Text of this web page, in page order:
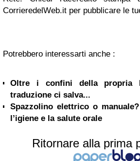
CorrieredelWeb.it per pubblicare le
Potrebbero interessarti anche :
Oltre i confini della propria
traduzione ci salva...
Spazzolino elettrico o
l’igiene e la salute orale
Ritornare alla prima